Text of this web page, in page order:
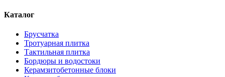
Каталог
Брусчатка
Тротуарная плитка
Тактильная плитка
Бордюры и водостоки
Керамзитобетонные блоки